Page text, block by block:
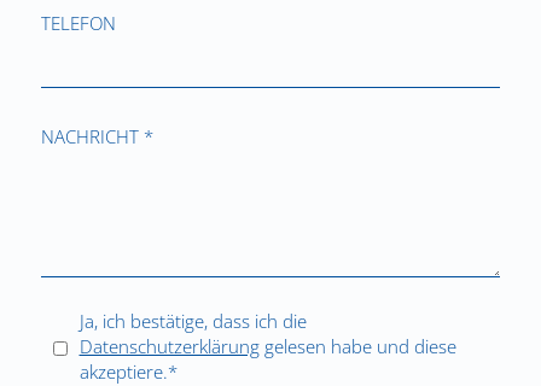
TELEFON
NACHRICHT *
Ja, ich bestätige, dass ich die
Datenschutzerklärunggelesen habe und diese
akzeptiere.*